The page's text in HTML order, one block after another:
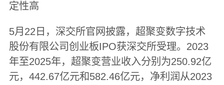
定性高
5月22日，深交所官网披露，超聚变数字技术
股份有限公司创业板IPO获深交所受理。2023
年至2025年，超聚变营业收入分别为250.92亿
元，442.67亿元和582.46亿元，净利润从2023